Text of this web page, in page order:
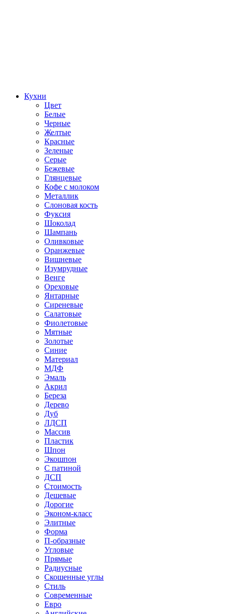
Кухни
Цвет
Белые
Черные
Желтые
Красные
Зеленые
Серые
Бежевые
Глянцевые
Кофе с молоком
Металлик
Слоновая кость
Фуксия
Шоколад
Шампань
Оливковые
Оранжевые
Вишневые
Изумрудные
Венге
Ореховые
Янтарные
Сиреневые
Салатовые
Фиолетовые
Мятные
Золотые
Синие
Материал
МДФ
Эмаль
Акрил
Береза
Дерево
Дуб
ЛДСП
Массив
Пластик
Шпон
Экошпон
С патиной
ДСП
Стоимость
Дешевые
Дорогие
Эконом-класс
Элитные
Форма
П-образные
Угловые
Прямые
Радиусные
Скошенные углы
Стиль
Современные
Евро